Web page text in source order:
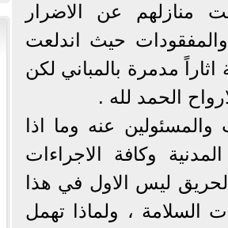
منازلهم عن الاضرار
حيث اندلعت
تاركة اثاراً مدمرة بالمباني لكن
الحمد لله .
عنه وما اذا
وكافة الاجراءات
ليس الاول في هذا
السلامة ، ولماذا تهمل